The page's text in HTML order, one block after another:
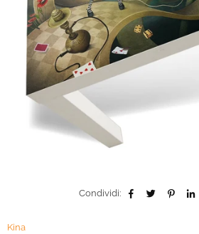
Condividi:
Kina